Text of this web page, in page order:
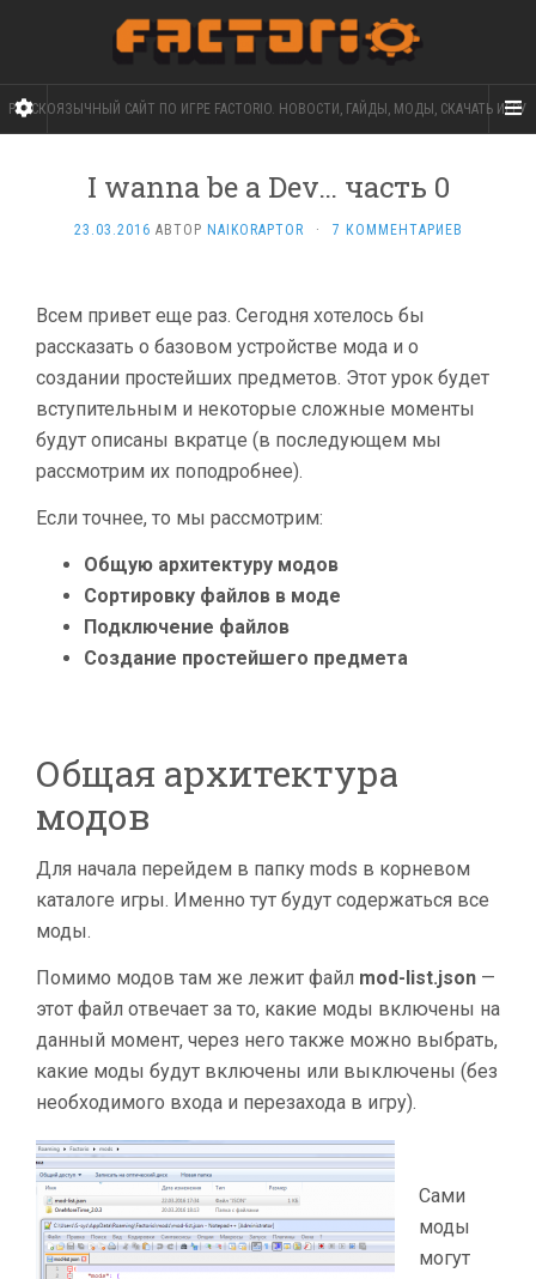
РУССКОЯЗЫЧНЫЙ САЙТ ПО ИГРЕ FACTORIO. НОВОСТИ, ГАЙДЫ, МОДЫ, СКАЧАТЬ ИГРУ
I wanna be a Dev… часть 0
23.03.2016 АВТОР NAIKORAPTOR · 7 КОММЕНТАРИЕВ
Всем привет еще раз. Сегодня хотелось бы
рассказать о базовом устройстве мода и о
создании простейших предметов. Этот урок будет
вступительным и некоторые сложные моменты
будут описаны вкратце (в последующем мы
рассмотрим их поподробнее).
Если точнее, то мы рассмотрим:
Общую архитектуру модов
Сортировку файлов в моде
Подключение файлов
Создание простейшего предмета
Общая архитектура
модов
Для начала перейдем в папку mods в корневом
каталоге игры. Именно тут будут содержаться все
моды.
Помимо модов там же лежит файл mod-list.json —
этот файл отвечает за то, какие моды включены на
данный момент, через него также можно выбрать,
какие моды будут включены или выключены (без
необходимого входа и перезахода в игру).
Сами
моды
могут